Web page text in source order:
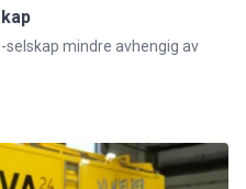
selskap mindre avhengig av